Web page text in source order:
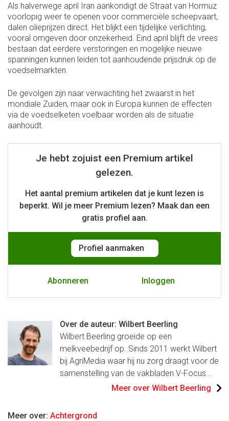
Als halverwege april Iran aankondigt de Straat van Hormuz
voorlopig weer te openen voor commerciële scheepvaart,
dalen olieprijzen direct. Het blijkt een tijdelijke verlichting,
vooral omgeven door onzekerheid. Eind april blijft de vrees
bestaan dat eerdere verstoringen en mogelijke nieuwe
spanningen kunnen leiden tot aanhoudende prijsdruk op de
voedselmarkten.
De gevolgen zijn naar verwachting het zwaarst in het
mondiale Zuiden, maar ook in Europa kunnen de effecten
via de voedselketen voelbaar worden als de situatie
aanhoudt.
Je hebt zojuist een Premium artikel
gelezen.
Het aantal premium artikelen dat je kunt lezen is
beperkt. Wil je meer Premium lezen? Maak dan een
gratis profiel aan.
Profiel aanmaken
Abonneren Inloggen
Over de auteur: Wilbert Beerling
Wilbert Beerling groeide op een
melkveebedrijf op. Sinds 2011 werkt Wilbert
bij AgriMedia waar hij nu zorg draagt voor de
samenstelling van de vakbladen V-Focus...
Meer over Wilbert Beerling
Meer over: Achtergrond